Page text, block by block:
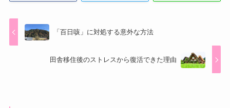
「百日咳」に対処する意外な方法
田舎移住後のストレスから復活できた理由